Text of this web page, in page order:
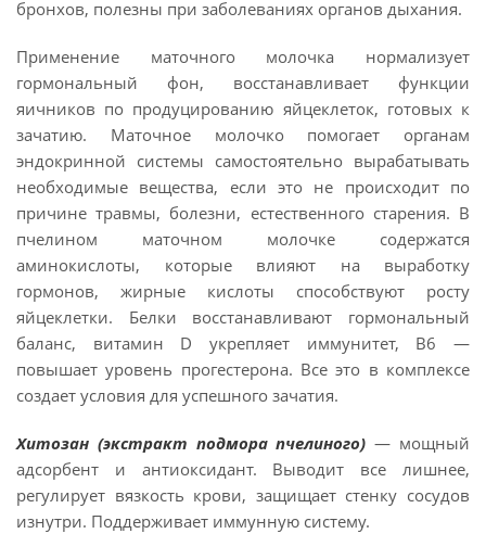
бронхов, полезны при заболеваниях органов дыхания.
Применение маточного молочка нормализует
гормональный фон, восстанавливает функции
яичников по продуцированию яйцеклеток, готовых к
зачатию. Маточное молочко помогает органам
эндокринной системы самостоятельно вырабатывать
необходимые вещества, если это не происходит по
причине травмы, болезни, естественного старения. В
пчелином маточном молочке содержатся
аминокислоты, которые влияют на выработку
гормонов, жирные кислоты способствуют росту
яйцеклетки. Белки восстанавливают гормональный
баланс, витамин D укрепляет иммунитет, В6 —
повышает уровень прогестерона. Все это в комплексе
создает условия для успешного зачатия.
Хитозан (экстракт подмора пчелиного)— мощный
адсорбент и антиоксидант. Выводит все лишнее,
регулирует вязкость крови, защищает стенку сосудов
изнутри. Поддерживает иммунную систему.